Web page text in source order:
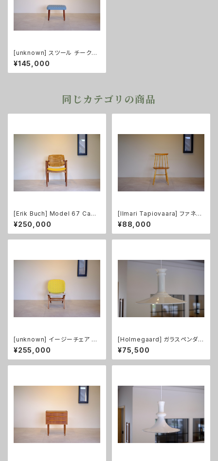
[unknown] スツール チーク
（張替え済み）
¥145,000
同じカテゴリの商品
[Erik Buch] Model 67 Capt
ain's Chair アームチェア（張替
え済み）
¥250,000
[Ilmari Tapiovaara] ファネッ
トチェア 6S ナチュラル
¥88,000
[unknown] イージーチェア チ
ーク（張替え済み）
¥255,000
[Holmegaard] ガラスペンダン
トライト Mythos XL size
¥75,500